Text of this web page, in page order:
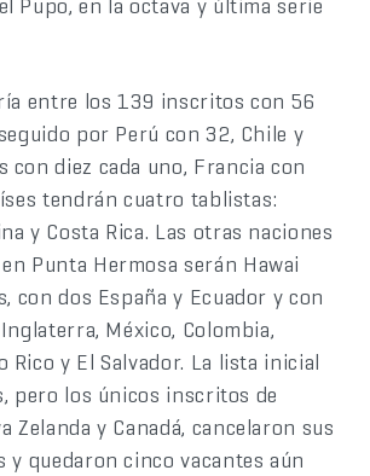
entre los 139 inscritos con 56
por Perú con 32, Chile y
con diez cada uno, Francia con
tendrán cuatro tablistas:
y Costa Rica. Las otras naciones
Punta Hermosa serán Hawai
con dos España y Ecuador y con
México, Colombia,
Rico y El Salvador. La lista inicial
pero los únicos inscritos de
Zelanda y Canadá, cancelaron sus
y quedaron cinco vacantes aún